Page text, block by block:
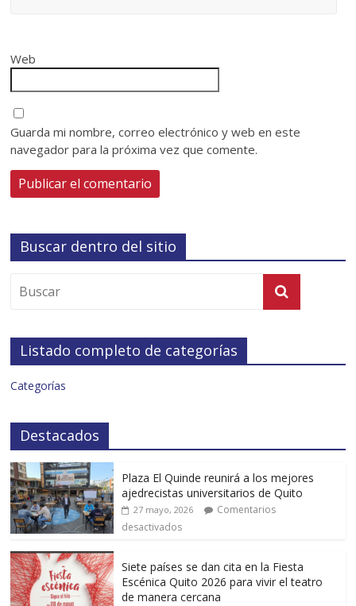
Web
Guarda mi nombre, correo electrónico y web en este
navegador para la próxima vez que comente.
Buscar dentro del sitio
Listado completo de categorías
Categorías
Destacados
Plaza El Quinde reunirá a los mejores
ajedrecistas universitarios de Quito
27 mayo, 2026
Comentarios
desactivados
Siete países se dan cita en la Fiesta
Escénica Quito 2026 para vivir el teatro
de manera cercana